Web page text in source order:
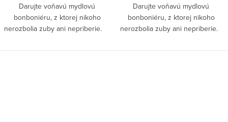
Darujte voňavú mydlovú
bonboniéru, z ktorej nikoho
nerozbolia zuby ani nepriberie.
Darujte voňavú mydlovú
bonboniéru, z ktorej nikoho
nerozbolia zuby ani nepriberie.